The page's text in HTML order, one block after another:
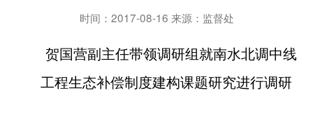
时间：2017-08-16 来源：监督处
贺国营副主任带领调研组就南水北调中线
工程生态补偿制度建构课题研究进行调研